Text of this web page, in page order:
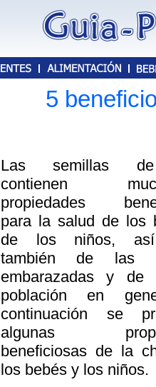
5
Las semillas
contienen
propiedades
para la salud de los
de los niños,
también de las
embarazadas y de
población en
continuación se
algunas
beneficiosas de la
los bebés y los niños.